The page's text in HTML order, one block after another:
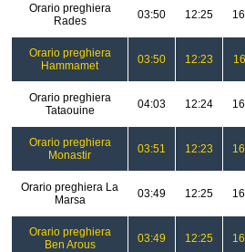
Orario preghiera
Rades
03:50 12:25
Orario preghiera
Hammamet
03:50 12:23
Orario preghiera
Tataouine
04:03 12:24
Orario preghiera
Monastir
03:51 12:23
Orario preghiera La
Marsa
03:49 12:25
Orario preghiera
Ben Arous
03:49 12:25